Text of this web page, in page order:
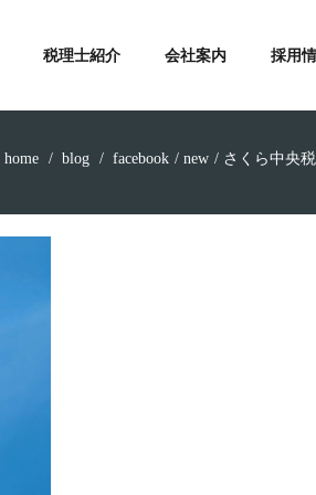
税理士紹介 会社案内 採用
home blog facebook new さくら中央